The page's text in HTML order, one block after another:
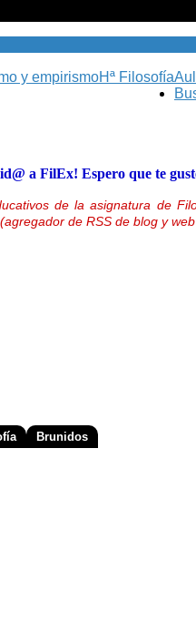
Hª Filosofía
y empirismo
a FilEx! Espero que te
de la asignatura de
(agregador de RSS de blog y
Brunidos